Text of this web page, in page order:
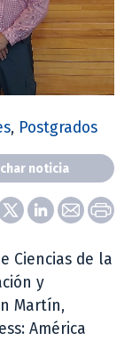
, Postgrados
noticia
Ciencias de la
y
Martín,
América